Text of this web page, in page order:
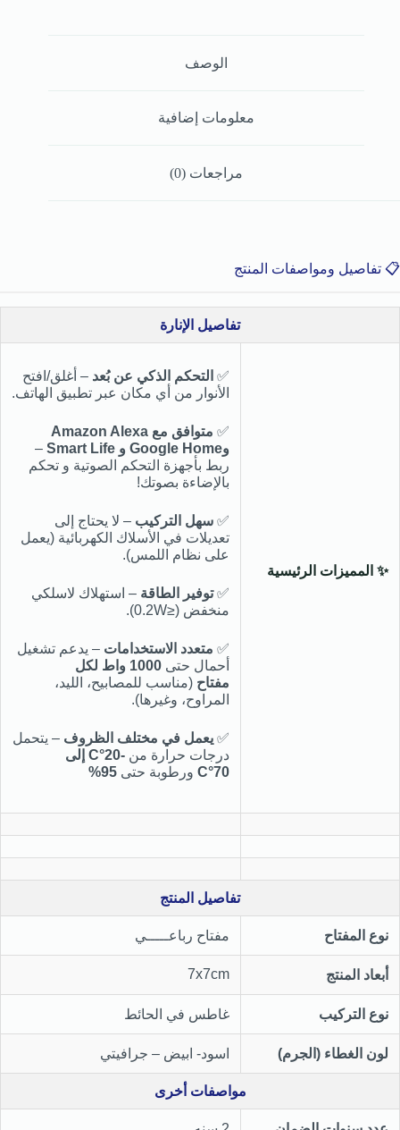
الوصف
معلومات إضافية
مراجعات (0)
📋 تفاصيل ومواصفات المنتج
تفاصيل الإنارة
✨ المميزات الرئيسية
✅ التحكم الذكي عن بُعد – أغلق/افتح
الأنوار من أي مكان عبر تطبيق الهاتف.
✅
متوافق مع Amazon Alexa
وGoogle Home و
Smart Life
–
ربط بأجهزة التحكم الصوتية و تحكم
بالإضاءة بصوتك!
✅ سهل التركيب – لا يحتاج إلى
تعديلات في الأسلاك الكهربائية (يعمل
على نظام اللمس).
✅توفير الطاقة – استهلاك لاسلكي
منخفض (≤0.2W).
✅ متعدد الاستخدامات – يدعم تشغيل
أحمال حتى
1000 واط لكل
مفتاح (مناسب للمصابيح، الليد،
المراوح، وغيرها).
✅ يعمل في مختلف الظروف – يتحمل
درجات حرارة من
-20°C إلى
70°C
ورطوبة حتى 95%
تفاصيل المنتج
نوع المفتاح مفتاح رباعـــــي
أبعاد المنتج 7x7cm
نوع التركيب غاطس في الحائط
لون الغطاء (الجرم) اسود- ابيض – جرافيتي
مواصفات أخرى